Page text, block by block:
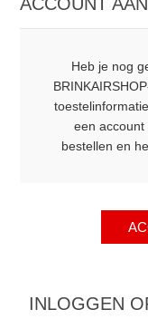
Heb je nog
een account
bestellen en
INLOGGEN